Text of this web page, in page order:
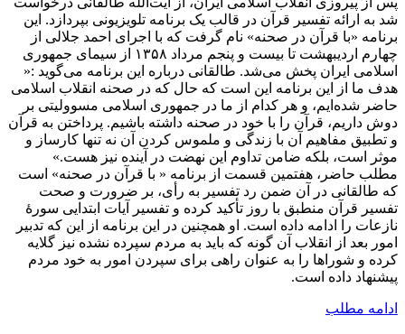
شد به ارائه تفسیر قرآن در قالب یک برنامه تلویزیونی بپردازد. این
برنامه «با قرآن در صحنه» نام گرفت که با اجرای احمد جلالی از
چهارم اردیبهشت تا بیست و پنجم مرداد ۱۳۵۸ از سیمای جمهوری
اسلامی ایران پخش می‌شد. طالقانی درباره این برنامه می‌گوید :«
هدف ما از این برنامه این است که حال که در صحنه انقلاب اسلامی
حاضر شده‌ایم، و هر کدام از ما در جمهوری اسلامی مسوولیتی بر
دوش داریم، قرآن را با خود در صحنه داشته باشیم. پرداختن به قرآن
و تطبیق مفاهیم آن با زندگی و ملموس کردن آن نه تنها کارساز و
موثر است، بلکه ضامن تداوم این نهضت در آینده نیز هست.»
مطلب حاضر، هفتمین قسمت از برنامه « با قرآن در صحنه» است
که طالقانی در آن ضمن رد تفسیر به رأی، بر ضرورت و صحت
تفسیر قرآن منطبق با روز تأکید کرده و تفسیر آیات ابتدایی سورۀ
نازعات را ادامه داده است. او همچنین در این برنامه از این که تدبیر
امور بعد از انقلاب آن گونه که باید به مردم سپرده نشده نیز گلایه
کرده و شوراها را به عنوان راهی برای سپردن امور به خود مردم
پیشنهاد داده است.
ادامه مطلب